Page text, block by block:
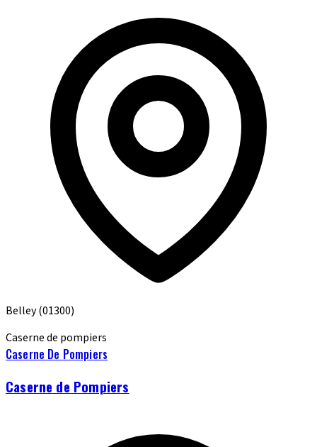
Belley(01300)
Caserne de pompiers
Caserne De Pompiers
Caserne de Pompiers